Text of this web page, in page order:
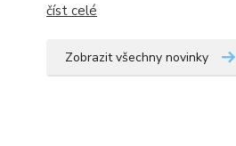
číst celé
Zobrazit všechny novinky